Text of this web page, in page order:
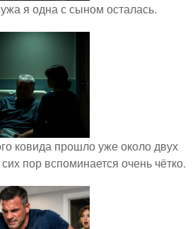
я одна с сыном осталась.
ковида прошло уже около двух
пор вспоминается очень чётко.